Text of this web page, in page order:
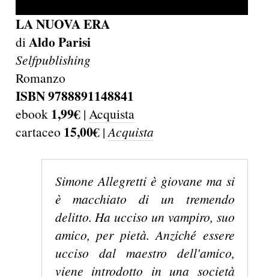
LA NUOVA ERA
di Aldo Parisi
Selfpublishing
Romanzo
ISBN 9788891148841
ebook 1,99€ | Acquista
cartaceo 15,00€ |Acquista
Simone Allegretti è giovane ma si
è macchiato di un tremendo
delitto. Ha ucciso un vampiro, suo
amico, per pietà. Anziché essere
ucciso dal maestro dell'amico,
viene introdotto in una società